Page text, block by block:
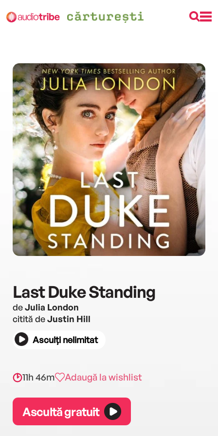
Last Duke Standing
deJulia London
citită deJustin Hill
Asculți nelimitat
11h 46m Adaugă la wishlist
Ascultă gratuit